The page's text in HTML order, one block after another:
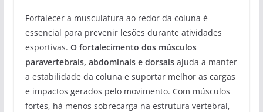
Fortalecer a musculatura ao redor da coluna é
essencial para prevenir lesões durante atividades
esportivas. O fortalecimento dos músculos
paravertebrais, abdominais e dorsaisajuda a manter
a estabilidade da coluna e suportar melhor as cargas
e impactos gerados pelo movimento. Com músculos
fortes, há menos sobrecarga na estrutura vertebral,